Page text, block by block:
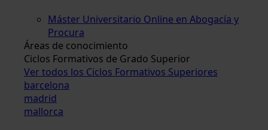
Máster Universitario Online en Abogacía y
Procura
Áreas de conocimiento
Ciclos Formativos de Grado Superior
Ver todos los Ciclos Formativos Superiores
barcelona
madrid
mallorca